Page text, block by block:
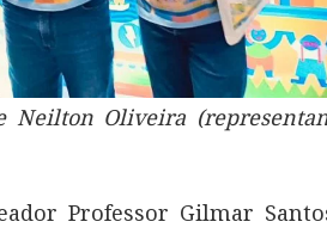
Neilton Oliveira
Professor Gilmar